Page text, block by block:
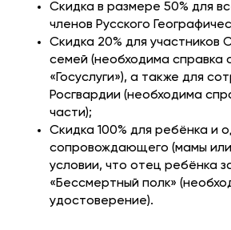
Скидка в размере 50% для
членов Русского
Cкидка 20% для участников
семей (необходима справка
«Госуслуги»), а также для
Росгвардии (необходима
части);
Скидка 100% для ребёнка и
сопровождающего (мамы
условии, что отец ребёнка
«Бессмертный полк»
удостоверение).